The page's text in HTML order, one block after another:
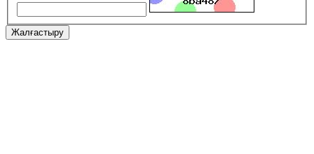
Жалғастыру